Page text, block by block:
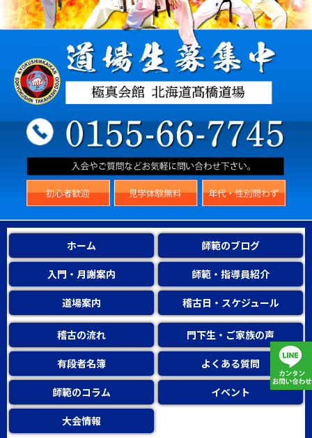
ホーム 師範のブログ
入門・月謝案内 師範・指導員紹介
道場案内 稽古日・スケジュール
稽古の流れ 門下生・ご家族の声
有段者名簿 よくある質問
師範のコラム イベント
大会情報